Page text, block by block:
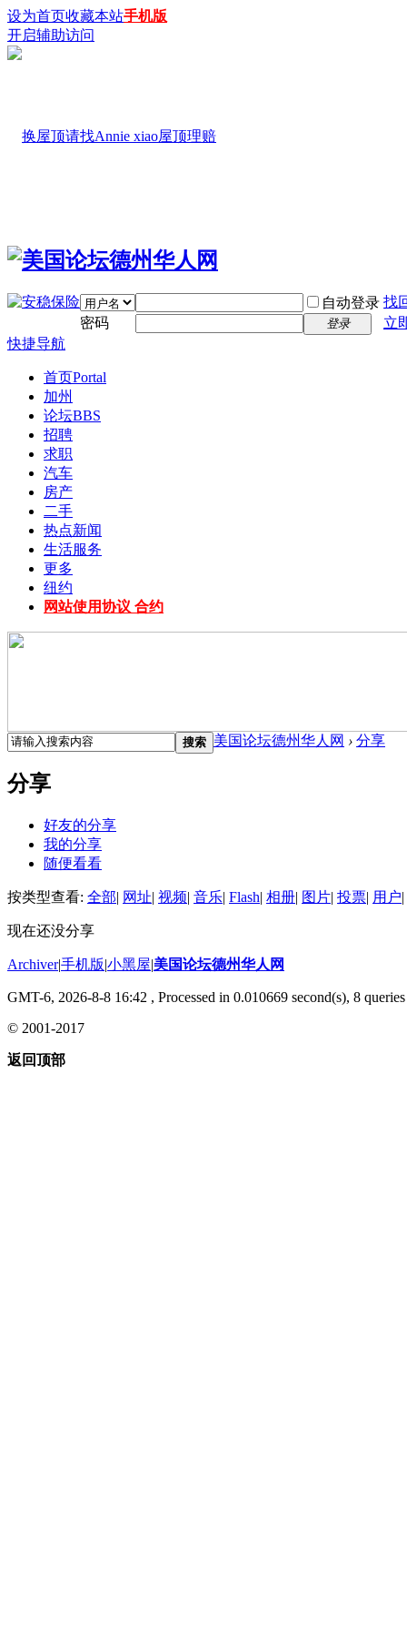
设为首页收藏本站手机版
开启辅助访问
自动登录 找
密码
登录
立
快捷导航
首页Portal
加州
论坛BBS
招聘
求职
汽车
房产
二手
热点新闻
生活服务
更多
纽约
网站使用协议 合约
搜索 美国论坛德州华人网 › 分享
分享
好友的分享
我的分享
随便看看
按类型查看: 全部| 网址| 视频| 音乐| Flash| 相册| 图片| 投票| 用户|
现在还没分享
Archiver|手机版|小黑屋|美国论坛德州华人网
GMT-6, 2026-8-8 16:42 , Processed in 0.010669 second(s), 8
© 2001-2017
返回顶部